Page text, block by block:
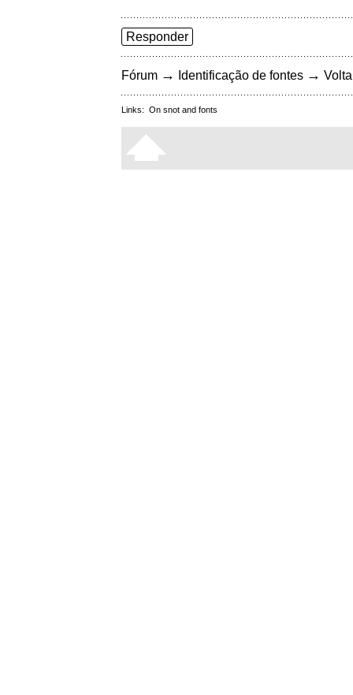
Responder
Fórum → Identificação de fontes →
Links: On snot and fonts